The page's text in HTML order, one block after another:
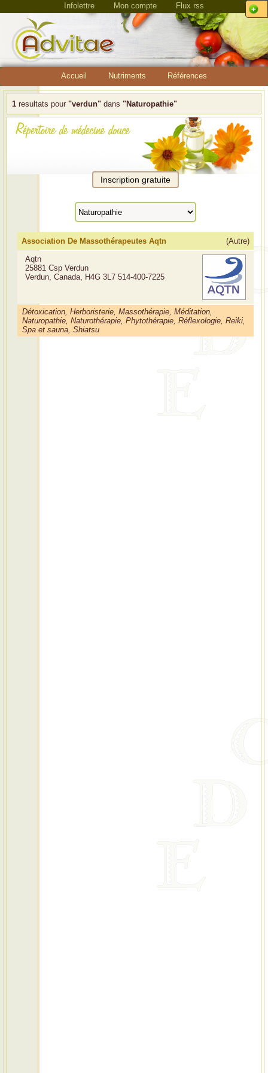
Infolettre Mon compte Flux rss
Accueil Nutriments Références
1 resultats pour "verdun" dans "Naturopathie"
Association De Massothérapeutes Aqtn
(Autre)
Aqtn
25881 Csp Verdun
Verdun, Canada, H4G 3L7 514-400-7225
Détoxication, Herboristerie, Massothérapie, Méditation,
Naturopathie, Naturothérapie, Phytothérapie, Réflexologie, Reiki,
Spa et sauna, Shiatsu